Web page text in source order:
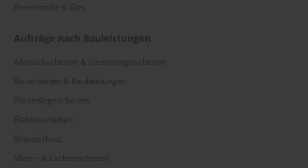
Brennstoffe & Gas
Aufträge nach Bauleistungen
Abbrucharbeiten & Demontagearbeiten
Bauarbeiten & Bauleistungen
Fliesenlegearbeiten
Elektroarbeiten
Brandschutz
Maler- & Lackierarbeiten